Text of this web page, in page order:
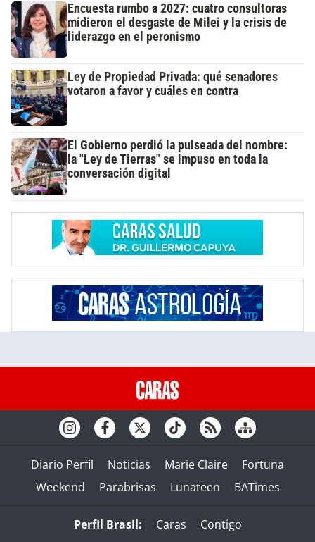
Encuesta rumbo a 2027: cuatro consultoras
midieron el desgaste de Milei y la crisis de
liderazgo en el peronismo
Ley de Propiedad Privada: qué senadores
votaron a favor y cuáles en contra
El Gobierno perdió la pulseada del nombre:
la "Ley de Tierras" se impuso en toda la
conversación digital
Diario Perfil Noticias Marie Claire
Fortuna
Weekend
Parabrisas Lunateen BATimes
Perfil Brasil: Caras
Contigo